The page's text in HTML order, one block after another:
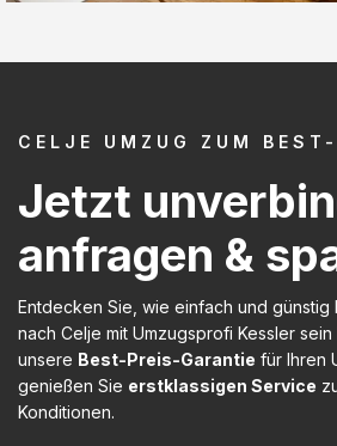
CELJE UMZUG ZUM BEST-
Jetzt
anfragen &
Entdecken Sie, wie einfach und günstig
nach Celje mit Umzugsprofi Kessler
unsere Best-Preis-Garantie für Ihren
genießen Sie erstklassigen Service
Konditionen.